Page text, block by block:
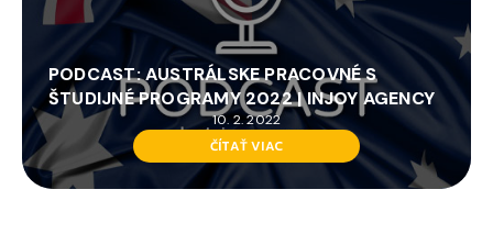
PODCAST: AUSTRÁLSKE PRACOVNÉ S
ŠTUDIJNÉ PROGRAMY 2022 | INJOY AGENCY
10. 2. 2022
ČÍTAŤ VIAC